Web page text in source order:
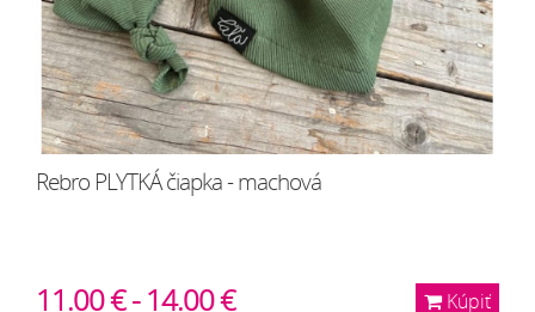
Rebro PLYTKÁ čiapka - machová
Kúpiť
11.00 € - 14.00 €